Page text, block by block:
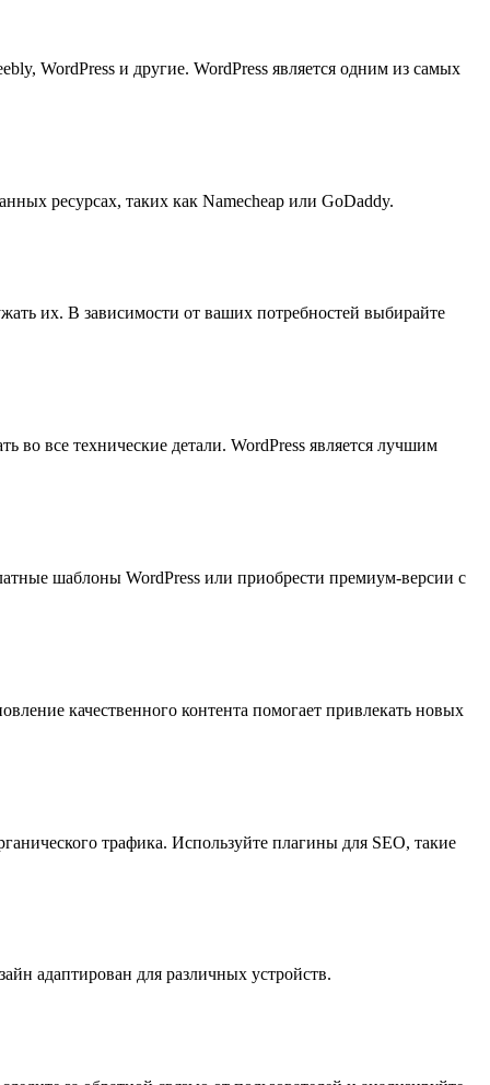
WordPress и другие. WordPress является одним из самых
ресурсах, таких как Namecheap или GoDaddy.
их. В зависимости от ваших потребностей выбирайте
во все технические детали. WordPress является лучшим
шаблоны WordPress или приобрести премиум-версии с
качественного контента помогает привлекать новых
трафика. Используйте плагины для SEO, такие
адаптирован для различных устройств.